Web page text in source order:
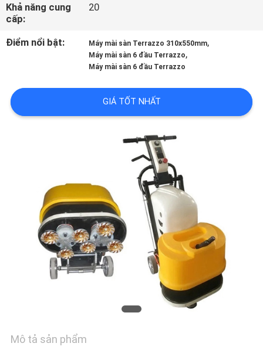
KIỂM
SOÁT
LƯỢNG
LIÊN
WEB
Khả năng cung
cấp:
20
Điểm nổi bật: Máy mài sàn Terrazzo 310x550mm,
Máy mài sàn 6 đầu Terrazzo,
Máy mài sàn 6 đầu Terrazzo
GIÁ TỐT NHẤT
Mô tả sản phẩm